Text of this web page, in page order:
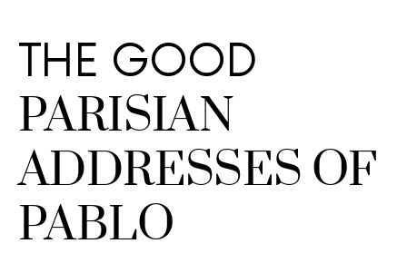
THE GOOD
PARISIAN
ADDRESSES OF
PABLO